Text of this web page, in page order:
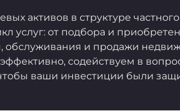
активов в структуре
услуг: от подбора и
обслуживания и продажи
содействуем в
ваши инвестиции были